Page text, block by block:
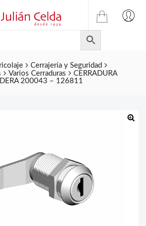
TIENDA
ONLINE
DE
JULIAN
CELDA
S.L.
Cerrajería y Seguridad
Varios Cerraduras
CERRADURA
200043 – 126811